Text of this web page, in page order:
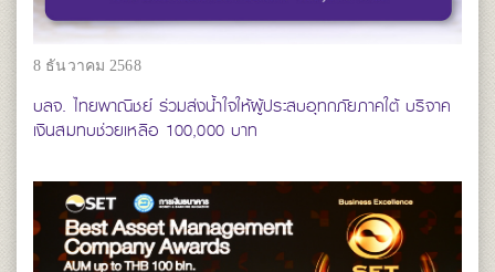
8 ธันวาคม 2568
บลจ. ไทยพาณิชย์ ร่วมส่งน้ำใจให้ผู้ประสบอุทกภัยภาคใต้ บริจาค
เงินสมทบช่วยเหลือ 100,000 บาท